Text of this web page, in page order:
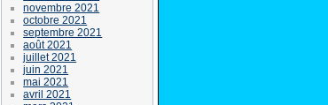
novembre 2021
octobre 2021
septembre 2021
août 2021
juillet 2021
juin 2021
mai 2021
avril 2021